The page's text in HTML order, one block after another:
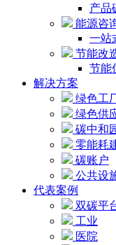
产品
能源咨
一站
节能改
节能
解决方案
绿色工
绿色供
碳中和
零能耗
碳账户
公共设
代表案例
双碳平
工业
医院